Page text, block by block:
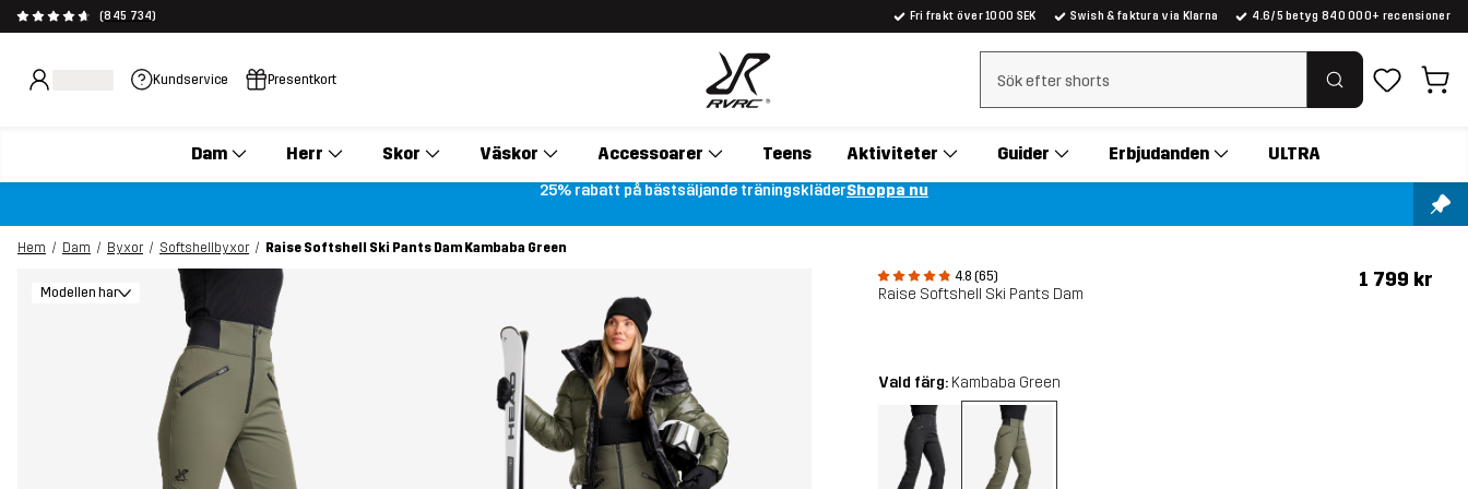
(845 734) Fri frakt över 1000 SEK Swish & faktura via Klarna 4.6/5 betyg 840 000+ recensioner
Kundservice Presentkort Rensa sök
Dam Herr Skor Väskor Accessoarer Teens Aktiviteter Guider Erbjudanden ULTRA
25% rabatt på bästsäljande träningskläderShoppa nu
Hem Dam Byxor Softshellbyxor
Raise Softshell Ski Pants Dam Kambaba Green
4.8 (65)
Raise Softshell Ski Pants Dam
1 799 kr
Modellen har
Vald färg: Kambaba Green